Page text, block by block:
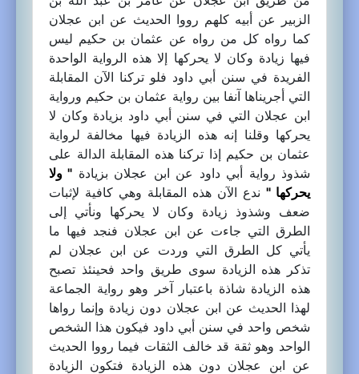
الزبير عن أبيه كلهم رووا الحديث عن ابن عجلان
كما رواه كل من رواه عن عثمان بن حكيم ليس
فيها زيادة وكان لا يحركها إلا هذه الرواية الواحدة
الفريدة في سنن أبي داود فلو تركنا الآن المقابلة
التي أجريناها آنفا بين رواية عثمان بن حكيم ورواية
ابن عجلان التي في سنن أبي داود بزيادة وكان لا
يحركها وقلنا إنه هذه الزيادة فيها مخالفة لرواية
عثمان بن حكيم إذا تركنا هذه المقابلة الدالة على
شذوذ رواية أبي داود عن ابن عجلان بزيادة " ولا
يحركها " ندع الآن هذه المقابلة وهي كافية لإثبات
ضعف وشذوذ زيادة وكان لا يحركها ونأتي إلى
الطرق التي جاءت عن ابن عجلان فنجد فيها ما
يأتي كل الطرق التي وردت عن ابن عجلان لم
تذكر هذه الزيادة سوى طريق واحد فحينئذ تصبح
هذه الزيادة شاذة باعتبار آخر وهو رواية الجماعة
لهذا الحديث عن ابن عجلان دون زيادة وإنما رواها
شخص واحد في سنن أبي داود فيكون هذا الشخص
الواحد وهو ثقة قد خالف الثقات فيما رووا الحديث
عن ابن عجلان دون هذه الزيادة فتكون الزيادة